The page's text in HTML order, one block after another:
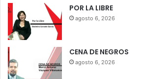
POR LA LIBRE
agosto 6, 2026
CENA DE NEGROS
agosto 6, 2026